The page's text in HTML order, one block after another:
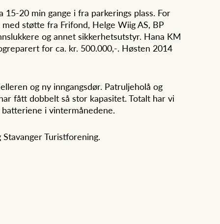
20 min gange i fra parkerings plass. For
støtte fra Frifond, Helge Wiig AS, BP
og annet sikkerhetsutstyr. Hana KM
for ca. kr. 500.000,-. Høsten 2014
og ny inngangsdør. Patruljeholå og
fått dobbelt så stor kapasitet. Totalt har vi
i vintermånedene.
Turistforening.